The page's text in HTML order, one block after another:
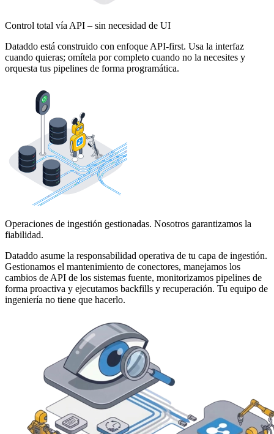
Control total vía API – sin necesidad de UI
Dataddo está construido con enfoque API-first. Usa la interfaz
cuando quieras; omítela por completo cuando no la necesites y
orquesta tus pipelines de forma programática.
Operaciones de ingestión gestionadas. Nosotros garantizamos la
fiabilidad.
Dataddo asume la responsabilidad operativa de tu capa de ingestión.
Gestionamos el mantenimiento de conectores, manejamos los
cambios de API de los sistemas fuente, monitorizamos pipelines de
forma proactiva y ejecutamos backfills y recuperación. Tu equipo de
ingeniería no tiene que hacerlo.